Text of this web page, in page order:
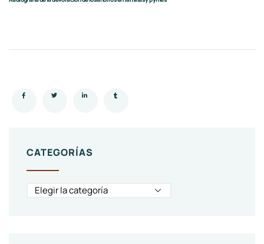
CATEGORÍAS